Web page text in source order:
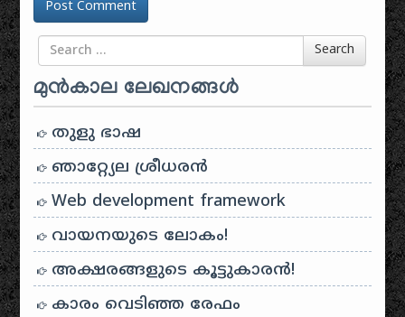
Search for Search
മുൻകാല ലേഖനങ്ങൾ
തുളു ഭാഷ
ഞാറ്റ്യേല ശ്രീധരൻ
Web development framework
വായനയുടെ ലോകം!
അക്ഷരങ്ങളുടെ കൂട്ടുകാരൻ!
കാരം വെടിഞ്ഞ രേഫം